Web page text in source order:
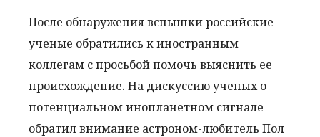
После обнаружения вспышки российские
ученые обратились к иностранным
коллегам с просьбой помочь выяснить ее
происхождение. На дискуссию ученых о
потенциальном инопланетном сигнале
обратил внимание астроном-любитель Пол